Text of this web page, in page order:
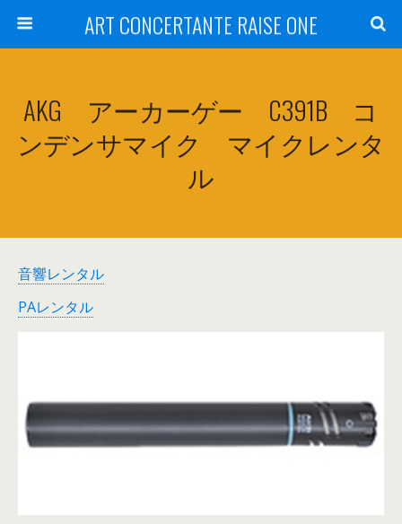
ART CONCERTANTE RAISE ONE
AKG アーカーゲー C391B コ
ンデンサマイク マイクレンタ
ル
音響レンタル
PAレンタル